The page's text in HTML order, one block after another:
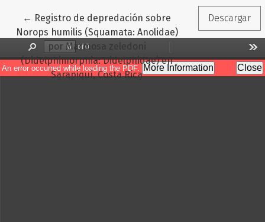
← Volver a los detalles del artículo
Registro de depredación sobre
Norops humilis (Squamata: Anolidae)
por Marmosa zeledoni
(Didelphimorphia: Didelphidae) en
Sarapiquí, Costa Rica
Descargar